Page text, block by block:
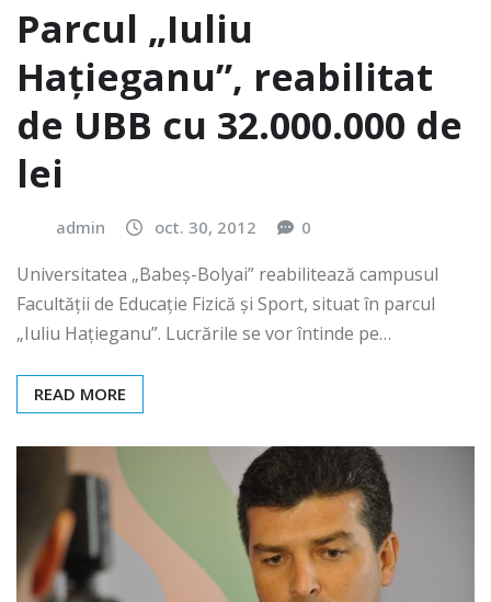
Parcul „Iuliu
Hațieganu”, reabilitat
de UBB cu 32.000.000 de
lei
admin oct. 30, 2012 0
Universitatea „Babeș-Bolyai” reabilitează campusul
Facultății de Educație Fizică și Sport, situat în parcul
„Iuliu Hațieganu”. Lucrările se vor întinde pe…
READ MORE